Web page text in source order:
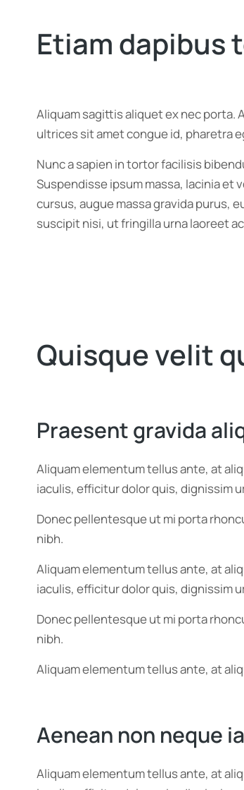
Etiam dapibus
Aliquam sagittis aliquet ex nec porta.
ultrices sit amet congue id, pharetra
Nunc a sapien in tortor facilisis
Suspendisse ipsum massa, lacinia
cursus, augue massa gravida purus,
suscipit nisi, ut fringilla urna laoreet
Quisque velit
Praesent gravida
Aliquam elementum tellus ante, at
iaculis, efficitur dolor quis, dignissim
Donec pellentesque ut mi porta
nibh.
Aliquam elementum tellus ante, at
iaculis, efficitur dolor quis, dignissim
Donec pellentesque ut mi porta
nibh.
Aliquam elementum tellus ante, at
Aenean non neque
Aliquam elementum tellus ante, at